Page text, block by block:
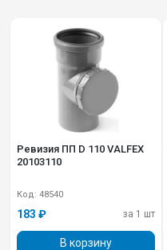
Ревизия ПП D 110 VALFEX
20103110
Код: 48540
183 ₽ за 1 шт
В корзину